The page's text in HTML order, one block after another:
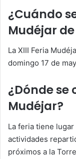
¿Cuándo
Mudéjar
La XIII Feria
domingo 17 de
¿Dónde se
Mudéjar?
La feria tiene
actividades
próximos a la